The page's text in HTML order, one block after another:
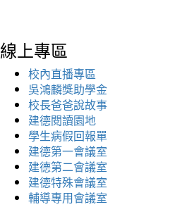
線上專區
校內直播專區
吳鴻麟獎助學金
校長爸爸說故事
建德閱讀園地
學生病假回報單
建德第一會議室
建德第二會議室
建德特殊會議室
輔導專用會議室